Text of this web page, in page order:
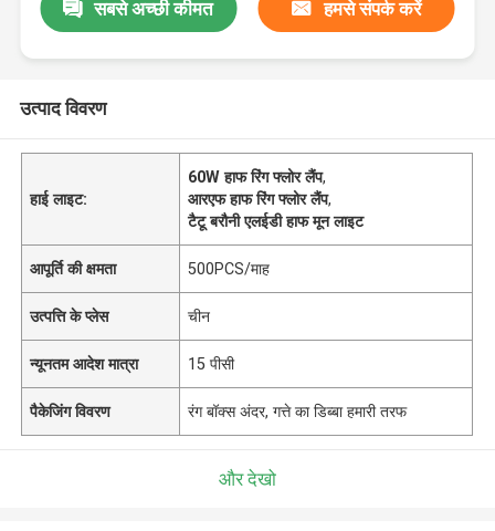
सबसे अच्छी कीमत हमसे संपर्क करें
उत्पाद विवरण
हाई लाइट:
60W हाफ रिंग फ्लोर लैंप,
आरएफ हाफ रिंग फ्लोर लैंप,
टैटू बरौनी एलईडी हाफ मून लाइट
आपूर्ति की क्षमता 500PCS/माह
उत्पत्ति के प्लेस चीन
न्यूनतम आदेश मात्रा 15 पीसी
पैकेजिंग विवरण रंग बॉक्स अंदर, गत्ते का डिब्बा हमारी तरफ
और देखो